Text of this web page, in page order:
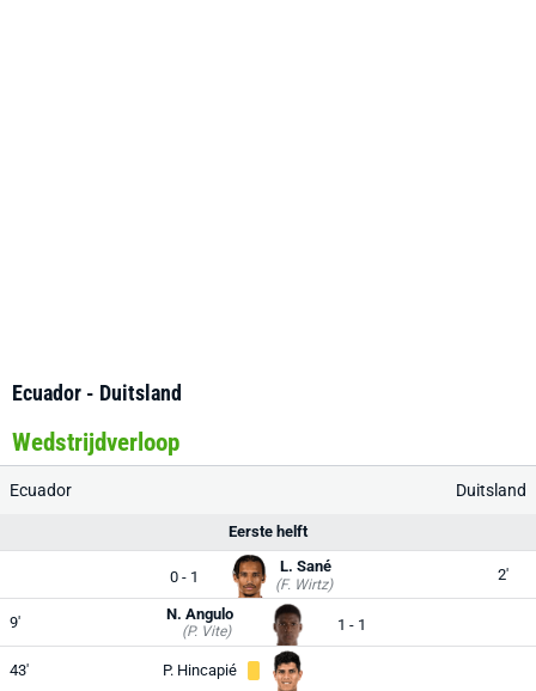
Ecuador - Duitsland
Wedstrijdverloop
Ecuador Duitsland
Eerste helft
0 - 1
L. Sané
(F. Wirtz)
2'
9' (P. Vite)
N. Angulo
1 - 1
43' P. Hincapié